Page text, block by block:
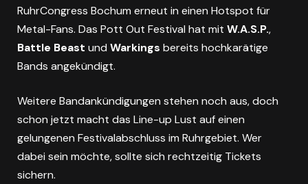
RuhrCongress Bochum erneut in einen Hotspot für
Metal-Fans. Das Pott Out Festival hat mit W.A.S.P.,
Battle Beast und Warkings bereits hochkarätige
Bands angekündigt.
Weitere Bandankündigungen stehen noch aus, doch
schon jetzt macht das Line-up Lust auf einen
gelungenen Festivalabschluss im Ruhrgebiet. Wer
dabei sein möchte, sollte sich rechtzeitig Tickets
sichern.